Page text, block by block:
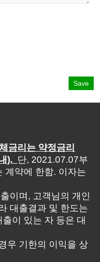
Save
금리는 약정금리
). 단, 2021.07.07부
계약에 한함. 이자는
이며, 고객님의 개인
대출결과 및 한도는
이 있는 자 등은 대
우 기한의 이익을 상